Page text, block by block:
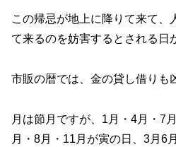
この帰忌が地上に降りて来て、
て来るのを妨害するとされる日
市販の暦では、金の貸し借りも
月は節月ですが、1月・4月・7
月・8月・11月が寅の日、3月6